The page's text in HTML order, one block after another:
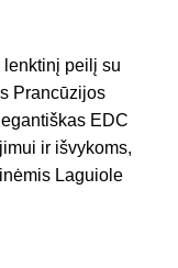
peilį su
Prancūzijos
EDC
ir išvykoms,
Laguiole